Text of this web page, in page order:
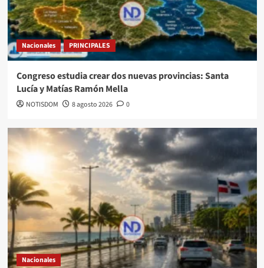
Nacionales PRINCIPALES
Congreso estudia crear dos nuevas provincias: Santa
Lucía y Matías Ramón Mella
NOTISDOM 8 agosto 2026 0
Nacionales